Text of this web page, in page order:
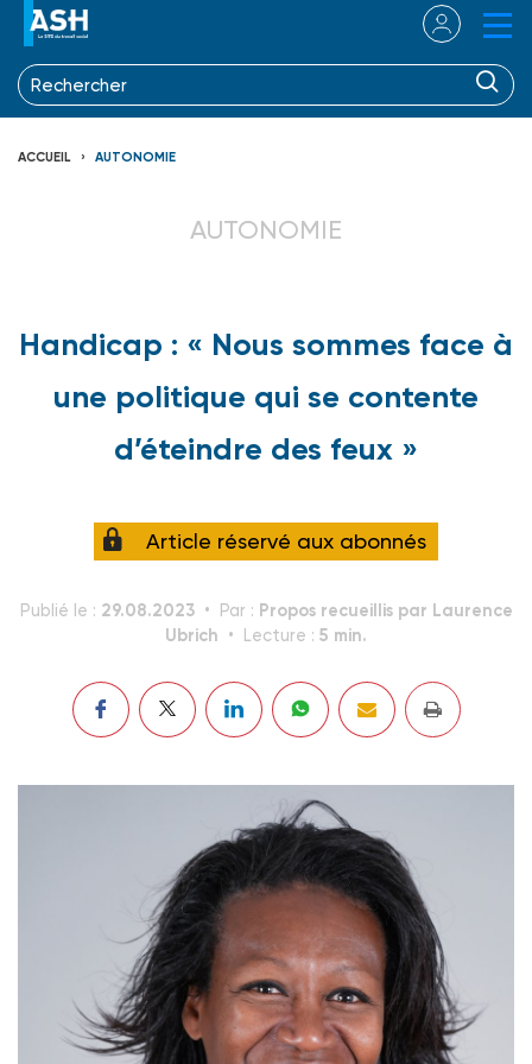
ACCUEIL AUTONOMIE
AUTONOMIE
Handicap : « Nous sommes face à
une politique qui se contente
d’éteindre des feux »
Article réservé aux abonnés
Publié le : 29.08.2023 Par : Propos recueillis par Laurence
Ubrich
Lecture : 5 min.